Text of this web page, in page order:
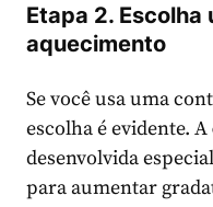
Etapa 2.
aquecimento
Se você usa uma
escolha é evidente. A
desenvolvida
para aumentar